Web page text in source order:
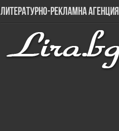
Литературно-рекламна агенция